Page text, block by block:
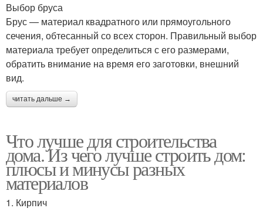
Выбор бруса
Брус — материал квадратного или прямоугольного
сечения, обтесанный со всех сторон. Правильный выбор
материала требует определиться с его размерами,
обратить внимание на время его заготовки, внешний
вид.
читать дальше →
Что лучше для строительства
дома. Из чего лучше строить дом:
плюсы и минусы разных
материалов
1. Кирпич